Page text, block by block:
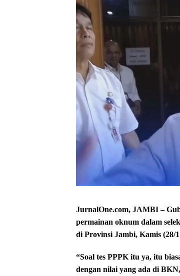
JurnalOne.com, JAMBI –
permainan oknum dalam
di Provinsi Jambi, Kamis (28/
“Soal tes PPPK itu ya, itu
dengan nilai yang ada di